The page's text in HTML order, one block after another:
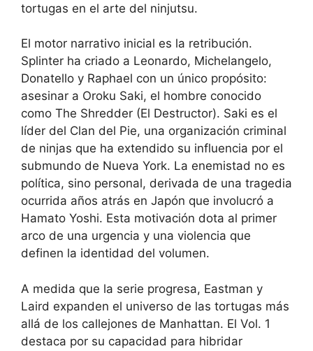
tortugas en el arte del ninjutsu.
El motor narrativo inicial es la retribución.
Splinter ha criado a Leonardo, Michelangelo,
Donatello y Raphael con un único propósito:
asesinar a Oroku Saki, el hombre conocido
como The Shredder (El Destructor). Saki es el
líder del Clan del Pie, una organización criminal
de ninjas que ha extendido su influencia por el
submundo de Nueva York. La enemistad no es
política, sino personal, derivada de una tragedia
ocurrida años atrás en Japón que involucró a
Hamato Yoshi. Esta motivación dota al primer
arco de una urgencia y una violencia que
definen la identidad del volumen.
A medida que la serie progresa, Eastman y
Laird expanden el universo de las tortugas más
allá de los callejones de Manhattan. El Vol. 1
destaca por su capacidad para hibridar